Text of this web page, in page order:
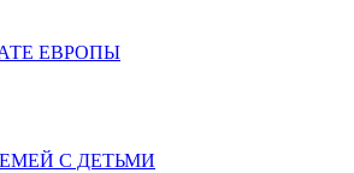
ЕВРОПЫ
С ДЕТЬМИ